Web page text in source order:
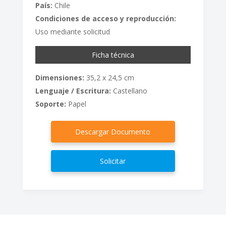
País: Chile
Condiciones de acceso y reproducción:
Uso mediante solicitud
Ficha técnica
Dimensiones: 35,2 x 24,5 cm
Lenguaje / Escritura: Castellano
Soporte: Papel
Descargar Documento
Solicitar